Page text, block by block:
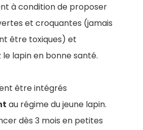
à condition de proposer
et croquantes (jamais
être toxiques) et
lapin en bonne santé.
être intégrés
au régime du jeune lapin.
dès 3 mois en petites